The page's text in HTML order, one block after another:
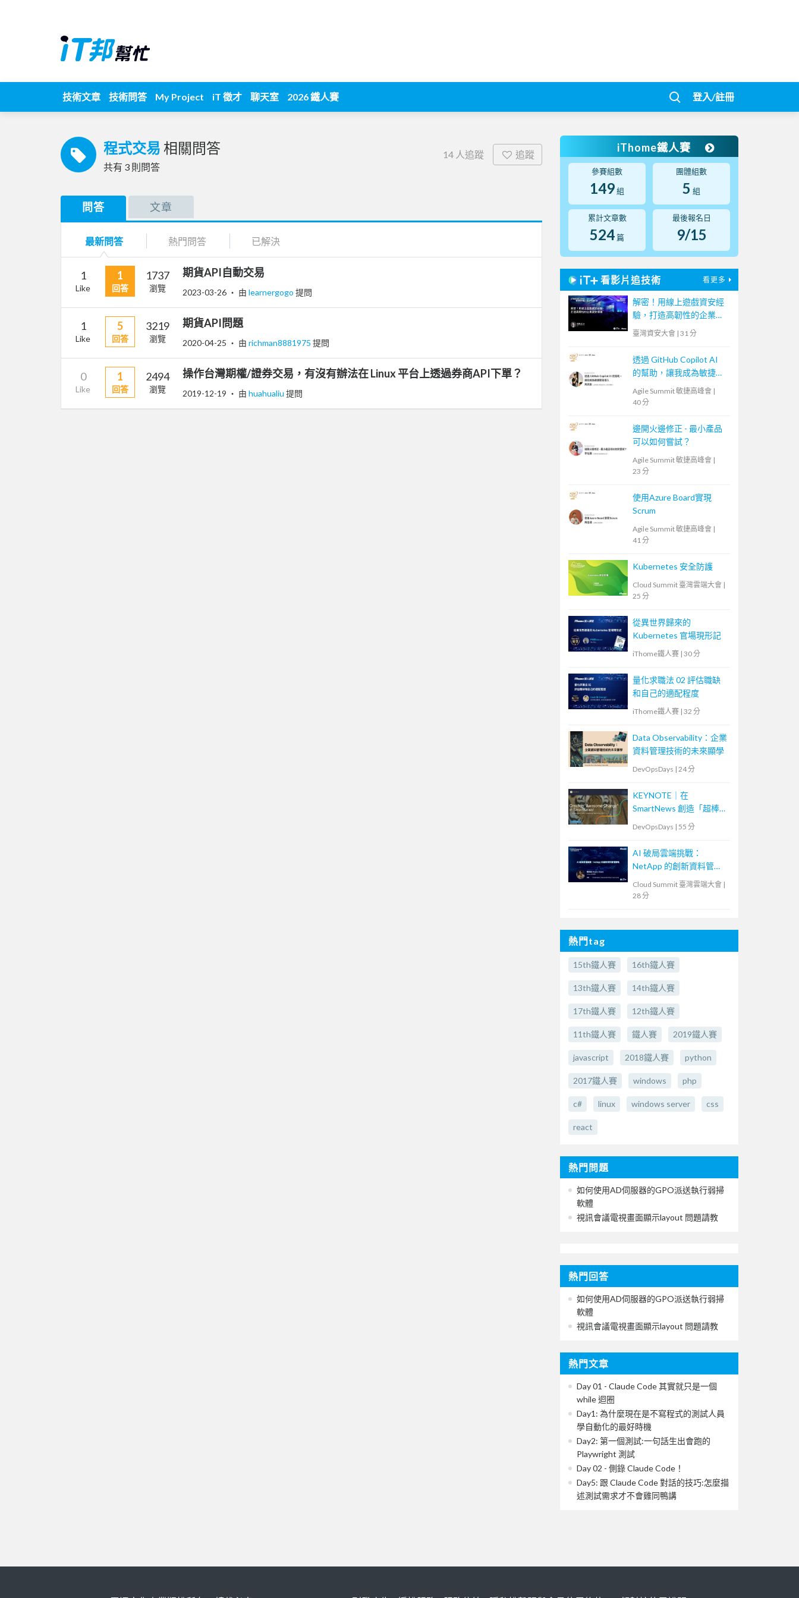
技術文章 技術問答 My Project iT 徵才 聊天室 2026 鐵人賽 登入/註冊
程式交易 相關問答
共有 3 則問答
14 人追蹤 追蹤
問答 文章
最新問答 熱門問答 已解決
1
Like
1
回答
1737
瀏覽
期貨API自動交易
2023-03-26 ‧ 由 learnergogo 提問
1
Like
5
回答
3219
瀏覽
期貨API問題
2020-04-25 ‧ 由 richman8881975 提問
0
Like
1
回答
2494
瀏覽
操作台灣期權/證券交易，有沒有辦法在 Linux 平台上透過券商API下單？
2019-12-19 ‧ 由 huahualiu 提問
iThome鐵人賽
參賽組數
149組
團體組數
5 組
累計文章數
524 篇
最後報名日
9/15
看影片追技術 看更多
解密！用線上遊戲資安經
驗，打造高韌性的企業資
安環境
臺灣資安大會 | 31 分
透過 GitHub Copilot AI
的幫助，讓我成為敏捷開
Agile Summit 敏捷高峰會 |
40 分
邊開火邊修正 - 最小產品
可以如何嘗試？
Agile Summit 敏捷高峰會 |
23 分
使用Azure Board實現
Scrum
Agile Summit 敏捷高峰會 |
41 分
Kubernetes 安全防護
Cloud Summit 臺灣雲端大會 |
25 分
從異世界歸來的
Kubernetes 官場現形記
iThome鐵人賽 | 30 分
量化求職法 02 評估職缺
和自己的適配程度
iThome鐵人賽 | 32 分
Data Observability：企業
資料管理技術的未來顯學
DevOpsDays | 24 分
KEYNOTE｜在
SmartNews 創造「超棒的
改變」！特務部隊
作戰
DevOpsDays | 55 分
AI 破局雲端挑戰：
NetApp 的創新資料管理
Cloud Summit 臺灣雲端大會 |
28 分
熱門tag
15th鐵人賽 16th鐵人賽
13th鐵人賽 14th鐵人賽
17th鐵人賽 12th鐵人賽
11th鐵人賽 鐵人賽 2019鐵人賽
javascript 2018鐵人賽 python
2017鐵人賽 windows php
c# linux windows server css
react
熱門問題
如何使用AD伺服器的GPO派送執行弱掃
軟體
視訊會議電視畫面顯示layout 問題請教
熱門回答
如何使用AD伺服器的GPO派送執行弱掃
軟體
視訊會議電視畫面顯示layout 問題請教
熱門文章
Day 01 - Claude Code 其實就只是一個
while 迴圈
Day1: 為什麼現在是不寫程式的測試人員
學自動化的最好時機
Day2: 第一個測試:一句話生出會跑的
Playwright 測試
Day 02 - 側錄 Claude Code！
Day5: 跟 Claude Code 對話的技巧:怎麼描
述測試需求才不會雞同鴨講